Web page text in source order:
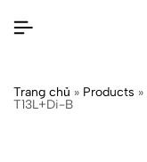
Trang chủ » Products »
T13L+Di-B